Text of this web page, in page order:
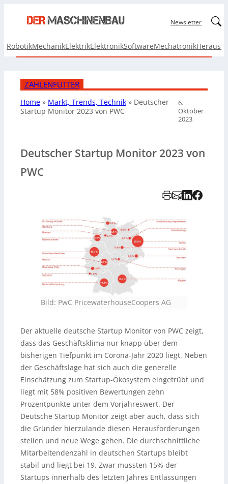
Newsletter
RobotikMechanikElektrikElektronikSoftwareMechatronik
ZAHLENFUTTER
Home » Markt, Trends, Technik » Deutscher
Startup Monitor 2023 von PWC
6.
Oktober
2023
Deutscher Startup Monitor 2023 von
PWC
Bild: PwC PricewaterhouseCoopers AG
Der aktuelle deutsche Startup Monitor von PWC zeigt,
dass das Geschäftsklima nur knapp über dem
bisherigen Tiefpunkt im Corona-Jahr 2020 liegt. Neben
der Geschäftslage hat sich auch die generelle
Einschätzung zum Startup-Ökosystem eingetrübt und
liegt mit 58% positiven Bewertungen zehn
Prozentpunkte unter dem Vorjahreswert. Der
Deutsche Startup Monitor zeigt aber auch, dass sich
die Gründer hierzulande diesen Herausforderungen
stellen und neue Wege gehen. Die durchschnittliche
Mitarbeitendenzahl in deutschen Startups bleibt
stabil und liegt bei 19. Zwar mussten 15% der
Startups innerhalb des letzten Jahres Entlassungen